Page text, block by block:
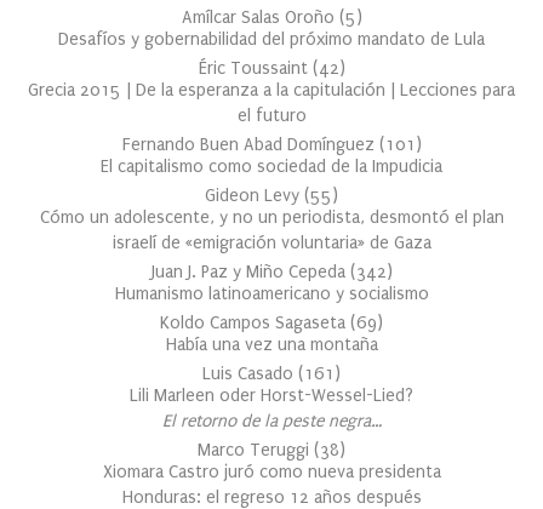
Amílcar Salas Oroño (5)
Desafíos y gobernabilidad del próximo mandato de Lula
Éric Toussaint (42)
Grecia 2015 | De la esperanza a la capitulación | Lecciones para
el futuro
Fernando Buen Abad Domínguez (101 )
El capitalismo como sociedad de la Impudicia
Gideon Levy (55)
Cómo un adolescente, y no un periodista, desmontó el plan
israelí de «emigración voluntaria» de Gaza
Juan J. Paz y Miño Cepeda (342)
Humanismo latinoamericano y socialismo
Koldo Campos Sagaseta (69)
Había una vez una montaña
Luis Casado (161 )
Lili Marleen oder Horst-Wessel-Lied?
El retorno de la peste negra…
Marco Teruggi (38)
Xiomara Castro juró como nueva presidenta
Honduras: el regreso 12 años después